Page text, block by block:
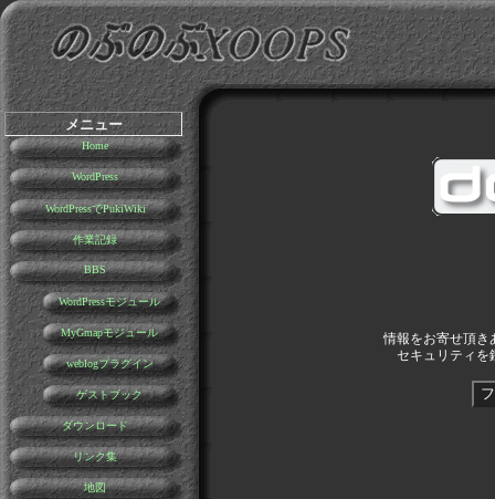
メニュー
Home
WordPress
WordPressでPukiWiki
作業記録
BBS
WordPressモジュール
MyGmapモジュール
weblogプラグイン
ゲストブック
ダウンロード
リンク集
地図
情報をお寄せ頂き
セキュリティを